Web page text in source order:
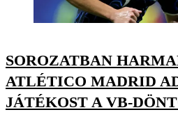
SOROZATBAN
ATLÉTICO MADRID
JÁTÉKOST A VB-